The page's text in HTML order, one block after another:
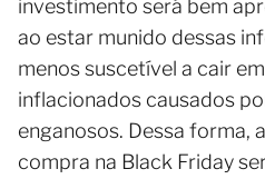
investimento será bem
ao estar munido dessas
menos suscetível a cair
inflacionados causados
enganosos. Dessa forma,
compra na Black Friday